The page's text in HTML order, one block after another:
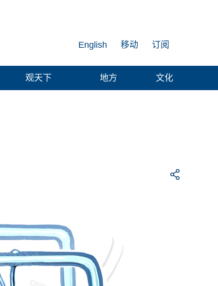
订阅
移动
English
观天下 地方 文化